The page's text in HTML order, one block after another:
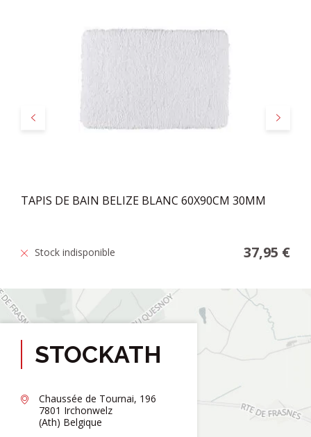
Précédent Suivant
TAPIS DE BAIN BELIZE BLANC 60X90CM 30MM
Stock indisponible 37,95 €
STOCKATH
Chaussée de Tournai, 196
7801 Irchonwelz
(Ath) Belgique